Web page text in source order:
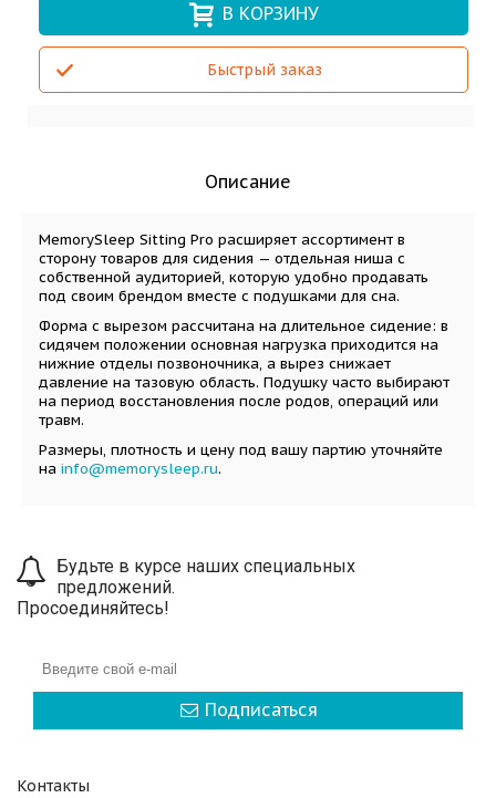
В КОРЗИНУ
Быстрый заказ
Описание
MemorySleep Sitting Pro расширяет ассортимент в
сторону товаров для сидения — отдельная ниша с
собственной аудиторией, которую удобно продавать
под своим брендом вместе с подушками для сна.
Форма с вырезом рассчитана на длительное сидение: в
сидячем положении основная нагрузка приходится на
нижние отделы позвоночника, а вырез снижает
давление на тазовую область. Подушку часто выбирают
на период восстановления после родов, операций или
травм.
Размеры, плотность и цену под вашу партию уточняйте
на info@memorysleep.ru.
Будьте в курсе наших специальных
предложений.
Просоединяйтесь!
Подписаться
Контакты